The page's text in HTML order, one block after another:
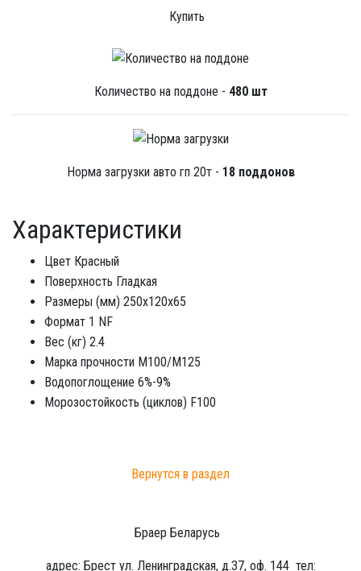
Купить
Количество на поддоне - 480 шт
Норма загрузки авто гп 20т - 18 поддонов
Характеристики
Цвет Красный
Поверхность Гладкая
Размеры (мм) 250x120x65
Формат 1 NF
Вес (кг) 2.4
Марка прочности М100/М125
Водопоглощение 6%-9%
Морозостойкость (циклов) F100
Вернутся в раздел
Браер Беларусь
адрес: Брест ул. Ленинградская, д.37, оф. 144 тел: